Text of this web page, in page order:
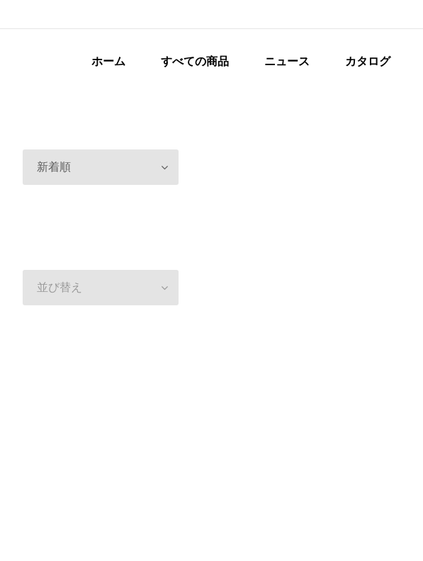
ホーム すべての商品 ニュース カタログ
新着順
並び替え